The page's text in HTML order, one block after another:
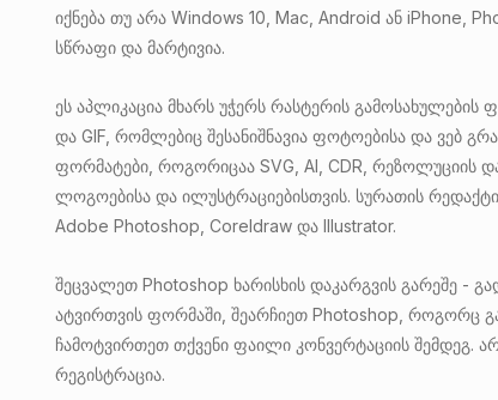
იქნება თუ არა Windows 10, Mac, Android ან iPhone,
სწრაფი და მარტივია.
ეს აპლიკაცია მხარს უჭერს რასტერის გამოსახულების
და GIF, რომლებიც შესანიშნავია ფოტოებისა და ვებ
ფორმატები, როგორიცაა SVG, AI, CDR, რეზოლუციის
ლოგოებისა და ილუსტრაციებისთვის. სურათის
Adobe Photoshop, Coreldraw და Illustrator.
შეცვალეთ Photoshop ხარისხის დაკარგვის გარეშე -
ატვირთვის ფორმაში, შეარჩიეთ Photoshop, როგორც
ჩამოტვირთეთ თქვენი ფაილი კონვერტაციის შემდეგ.
რეგისტრაცია.